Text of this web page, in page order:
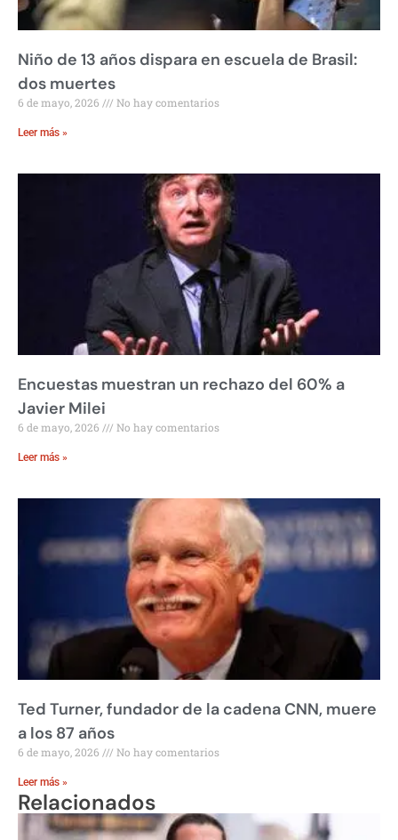
Niño de 13 años dispara en escuela de Brasil:
dos muertes
6 de mayo, 2026 No hay comentarios
Leer más »
Encuestas muestran un rechazo del 60% a
Javier Milei
6 de mayo, 2026 No hay comentarios
Leer más »
Ted Turner, fundador de la cadena CNN, muere
a los 87 años
6 de mayo, 2026 No hay comentarios
Leer más »
Relacionados